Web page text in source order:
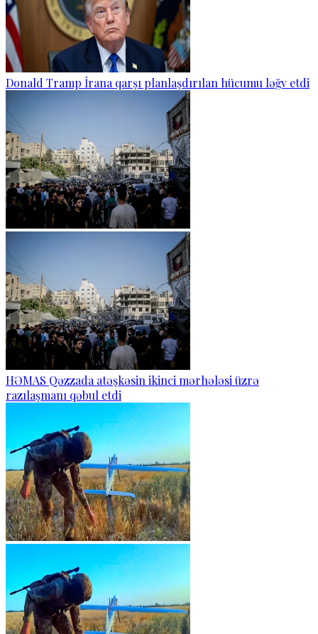
Donald Tramp İrana qarşı planlaşdırılan hücumu ləğv etdi
HƏMAS Qəzzada atəşkəsin ikinci mərhələsi üzrə
razılaşmanı qəbul etdi